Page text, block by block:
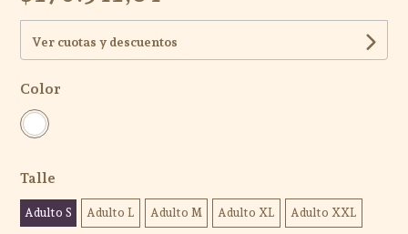
Ver cuotas y descuentos
Color
Talle
Adulto S Adulto L Adulto M Adulto XL Adulto XXL